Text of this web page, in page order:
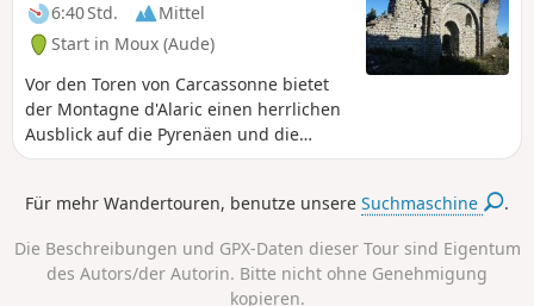
6:40 Std.
Mittel
Start in Moux (Aude)
Vor den Toren von Carcassonne bietet
der Montagne d'Alaric einen herrlichen
Ausblick auf die Pyrenäen und die
Ebene der Aude. Die Ruinen der
Michel de Nahuze sowie die Ruinen der
über die Geschichte dieses Berges und
das Leben, das ihn einst geprägt hat,
Für mehr Wandertouren, benutze unsereSuchmaschine .
Die Beschreibungen und GPX-Daten dieser Tour sind Eigentum
des Autors/der Autorin. Bitte nicht ohne Genehmigung
kopieren.